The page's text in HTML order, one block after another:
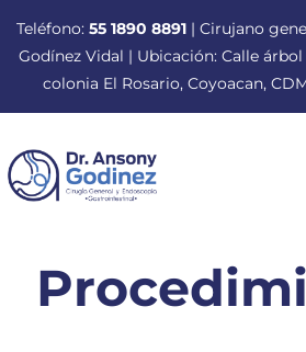
contenido
Teléfono: 55 1890 8891| Cirujano
Godínez Vidal | Ubicación: Calle
colonia El Rosario, Coyoacan,